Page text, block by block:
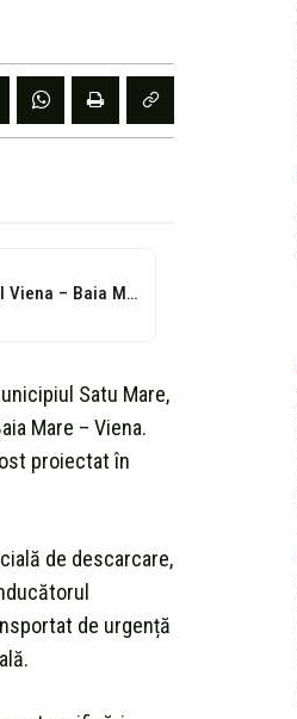
ACCIDENT FEROVIAR GRAV cu trenul Viena – Baia Mare: autoutilitară lovită în...
Satu Mare,
Mare – Viena.
proiectat în
de descarcare,
de urgență